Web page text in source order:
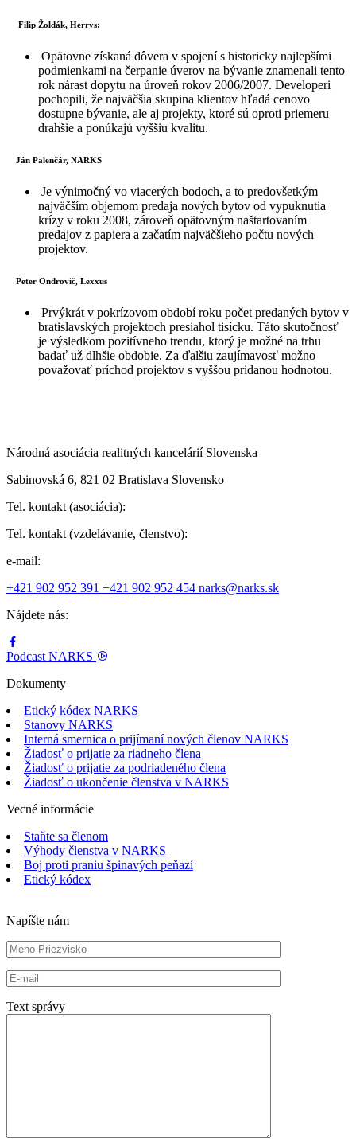
Filip Žoldák, Herrys:
Opätovne získaná dôvera v spojení s historicky najlepšími
podmienkami na čerpanie úverov na bývanie znamenali tento
rok nárast dopytu na úroveň rokov 2006/2007. Developeri
pochopili, že najväčšia skupina klientov hľadá cenovo
dostupne bývanie, ale aj projekty, ktoré sú oproti priemeru
drahšie a ponúkajú vyššiu kvalitu.
Ján Palenčár, NARKS
Je výnimočný vo viacerých bodoch, a to predovšetkým
najväčším objemom predaja nových bytov od vypuknutia
krízy v roku 2008, zároveň opätovným naštartovaním
predajov z papiera a začatím najväčšieho počtu nových
projektov.
Peter Ondrovič, Lexxus
Prvýkrát v pokrízovom období roku počet predaných bytov v
bratislavských projektoch presiahol tisícku. Táto skutočnosť
je výsledkom pozitívneho trendu, ktorý je možné na trhu
badať už dlhšie obdobie. Za ďalšiu zaujímavosť možno
považovať príchod projektov s vyššou pridanou hodnotou.
Národná asociácia realitných kancelárií Slovenska
Sabinovská 6, 821 02 Bratislava Slovensko
Tel. kontakt (asociácia):
Tel. kontakt (vzdelávanie, členstvo):
e-mail:
+421 902 952 391 +421 902 952 454 narks@narks.sk
Nájdete nás:
Podcast NARKS
Dokumenty
Etický kódex NARKS
Stanovy NARKS
Interná smernica o prijímaní nových členov NARKS
Žiadosť o prijatie za riadneho člena
Žiadosť o prijatie za podriadeného člena
Žiadosť o ukončenie členstva v NARKS
Vecné informácie
Staňte sa členom
Výhody členstva v NARKS
Boj proti praniu špinavých peňazí
Etický kódex
Napíšte nám
Text správy